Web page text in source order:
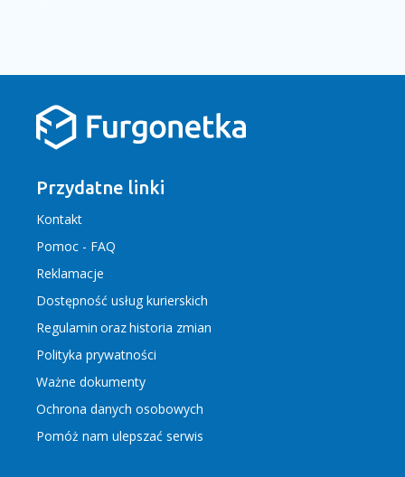
Przydatne linki
Kontakt
Pomoc - FAQ
Reklamacje
Dostępność usług kurierskich
Regulamin orazhistoria zmian
Polityka prywatności
Ważne dokumenty
Ochrona danych osobowych
Pomóż nam ulepszać serwis